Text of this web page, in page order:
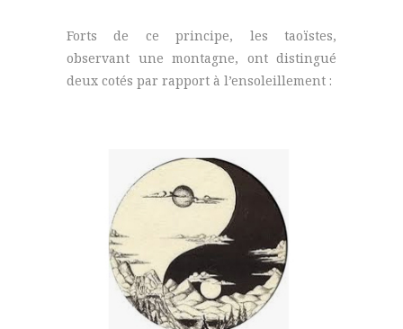
Forts de ce principe, les taoïstes,
observant une montagne, ont distingué
deux cotés par rapport à l’ensoleillement :